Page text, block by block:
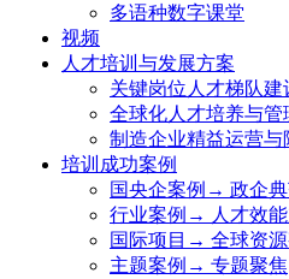
多语种数字课堂
视频
人才培训与发展方案
关键岗位人才梯队建
全球化人才培养与管
制造企业精益运营
培训成功案例
国央企案例→ 政企
行业案例→ 人才效
国际项目→ 全球资
主题案例→ 专题聚焦